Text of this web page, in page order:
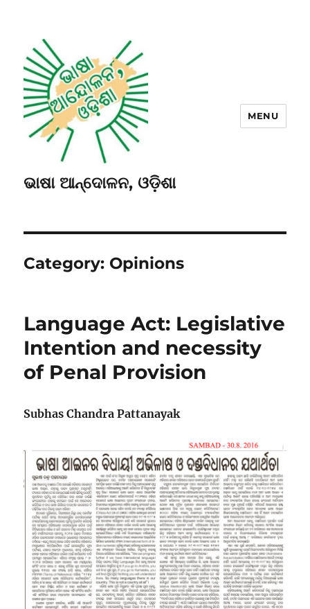
ଭାଷା ଆନ୍ଦୋଳନ, ଓଡ଼ିଶା
MENU
Category: Opinions
Language Act: Legislative
Intention and necessity
of Penal Provision
Subhas Chandra Pattanayak